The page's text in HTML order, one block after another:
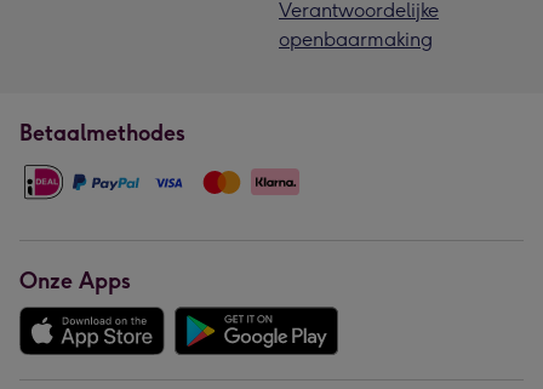
Verantwoordelijke
openbaarmaking
Betaalmethodes
Onze Apps